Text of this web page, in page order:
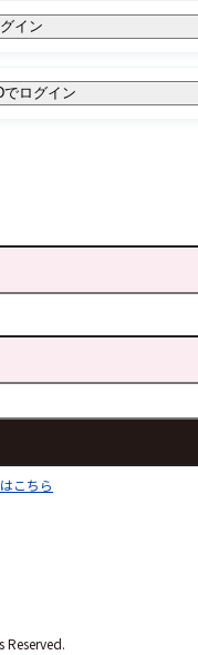
イン
でログイン
こちら